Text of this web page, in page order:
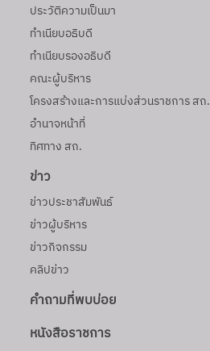
ประวัติความเป็นมา
ทำเนียบอธิบดี
ทำเนียบรองอธิบดี
คณะผู้บริหาร
โครงสร้างและการแบ่งส่วนราชการ สถ.
อำนาจหน้าที่
ทิศทาง สถ.
ข่าว
ข่าวประชาสัมพันธ์
ข่าวผู้บริหาร
ข่าวกิจกรรม
คลิปข่าว
คำถามที่พบบ่อย
หนังสือราชการ